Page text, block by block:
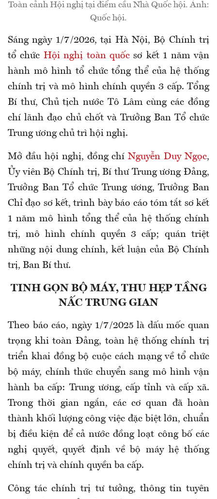
Toàn cảnh Hội nghị tại điểm cầu Nhà Quốc hội. Ảnh:
Quốc hội.
Sáng ngày 1/7/2026, tại Hà Nội, Bộ Chính trị
tổ chức Hội nghị toàn quốc sơ kết 1 năm vận
hành mô hình tổ chức tổng thể của hệ thống
chính trị và mô hình chính quyền 3 cấp. Tổng
Bí thư, Chủ tịch nước Tô Lâm cùng các đồng
chí lãnh đạo chủ chốt và Trưởng Ban Tổ chức
Trung ương chủ trì hội nghị.
Mở đầu hội nghị, đồng chíNguyễn Duy Ngọc,
Ủy viên Bộ Chính trị, Bí thư Trung ương Đảng,
Trưởng Ban Tổ chức Trung ương, Trưởng Ban
Chỉ đạo sơ kết, trình bày báo cáo tóm tắt sơ kết
1 năm mô hình tổng thể của hệ thống chính
trị, mô hình chính quyền 3 cấp; quán triệt
những nội dung chính, kết luận của Bộ Chính
trị, Ban Bí thư.
TINH GỌN BỘ MÁY, THU HẸP TẦNG
NẤC TRUNG GIAN
Theo báo cáo, ngày 1/7/2025 là dấu mốc quan
trọng khi toàn Đảng, toàn hệ thống chính trị
triển khai đồng bộ cuộc cách mạng về tổ chức
bộ máy, chính thức chuyển sang mô hình vận
hành ba cấp: Trung ương, cấp tỉnh và cấp xã.
Trong thời gian ngắn, các cơ quan đã hoàn
thành khối lượng công việc đặc biệt lớn, chuẩn
bị điều kiện để cả nước đồng loạt công bố các
nghị quyết, quyết định về bộ máy hệ thống
chính trị và chính quyền ba cấp.
Công tác chính trị tư tưởng, thông tin tuyên